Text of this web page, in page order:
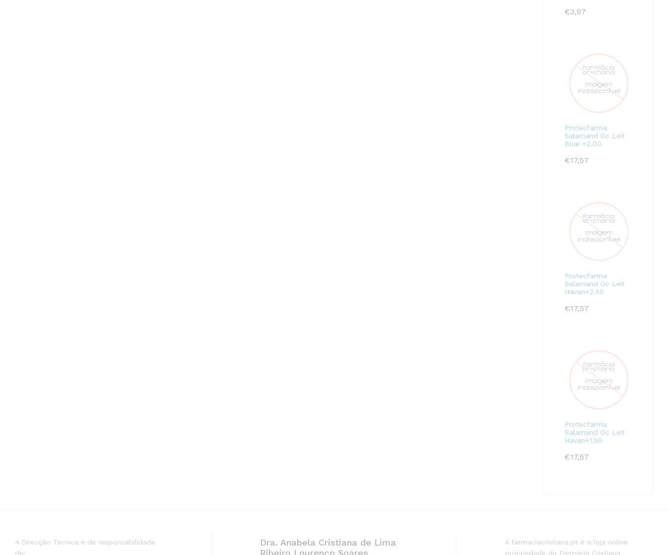
€3,97
Protecfarma
Salamand Oc Leit
Blue +2.00
€17,57
Protecfarma
Salamand Oc Leit
Havan+2.50
€17,57
Protecfarma
Salamand Oc Leit
Havan+1.50
€17,57
A Direcção Técnica é de responsabilidade
de:
Dra. Anabela Cristiana de Lima
Ribeiro Lourenço Soares
A farmaciacristiana.pt é a loja online
propriedade da Farmácia Cristiana